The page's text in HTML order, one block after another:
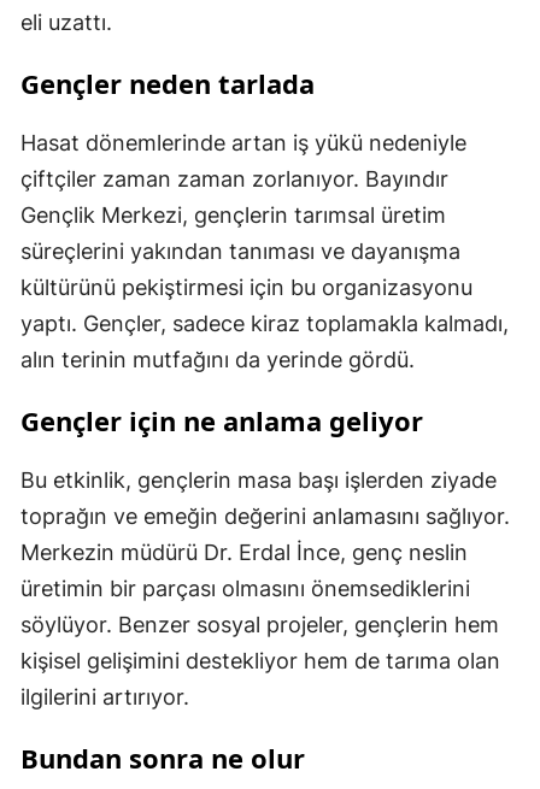
eli uzattı.
Gençler neden tarlada
Hasat dönemlerinde artan iş yükü nedeniyle
çiftçiler zaman zaman zorlanıyor. Bayındır
Gençlik Merkezi, gençlerin tarımsal üretim
süreçlerini yakından tanıması ve dayanışma
kültürünü pekiştirmesi için bu organizasyonu
yaptı. Gençler, sadece kiraz toplamakla kalmadı,
alın terinin mutfağını da yerinde gördü.
Gençler için ne anlama geliyor
Bu etkinlik, gençlerin masa başı işlerden ziyade
toprağın ve emeğin değerini anlamasını sağlıyor.
Merkezin müdürü Dr. Erdal İnce, genç neslin
üretimin bir parçası olmasını önemsediklerini
söylüyor. Benzer sosyal projeler, gençlerin hem
kişisel gelişimini destekliyor hem de tarıma olan
ilgilerini artırıyor.
Bundan sonra ne olur